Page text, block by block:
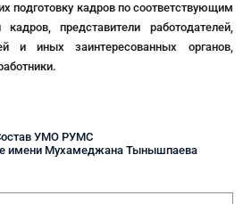
подготовку кадров по соответствующим
кадров, представители работодателей,
и иных заинтересованных органов,
УМО РУМС
имени Мухамеджана Тынышпаева